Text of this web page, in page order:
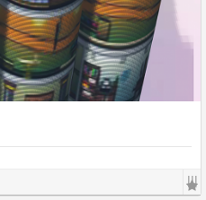
|||